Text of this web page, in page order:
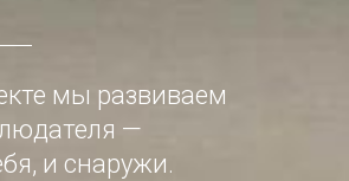
мы развиваем
—
и снаружи.